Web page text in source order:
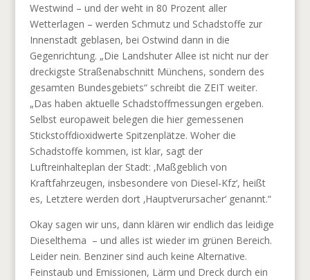
Westwind – und der weht in 80 Prozent aller
Wetterlagen – werden Schmutz und Schadstoffe zur
Innenstadt geblasen, bei Ostwind dann in die
Gegenrichtung. „Die Landshuter Allee ist nicht nur der
dreckigste Straßenabschnitt Münchens, sondern des
gesamten Bundesgebiets“ schreibt die ZEIT weiter.
„Das haben aktuelle Schadstoffmessungen ergeben.
Selbst europaweit belegen die hier gemessenen
Stickstoffdioxidwerte Spitzenplätze. Woher die
Schadstoffe kommen, ist klar, sagt der
Luftreinhalteplan der Stadt: ‚Maßgeblich von
Kraftfahrzeugen, insbesondere von Diesel-Kfz‘, heißt
es, Letztere werden dort ‚Hauptverursacher‘ genannt.“
Okay sagen wir uns, dann klären wir endlich das leidige
Dieselthema – und alles ist wieder im grünen Bereich.
Leider nein. Benziner sind auch keine Alternative.
Feinstaub und Emissionen, Lärm und Dreck durch ein